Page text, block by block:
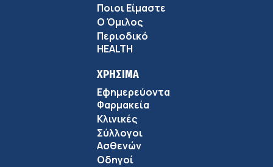
Ποιοι Είμαστε
Ο Όμιλος
Περιοδικό
HEALTH
ΧΡΗΣΙΜΑ
Εφημερεύοντα
Φαρμακεία
Κλινικές
Σύλλογοι
Ασθενών
Οδηγοί